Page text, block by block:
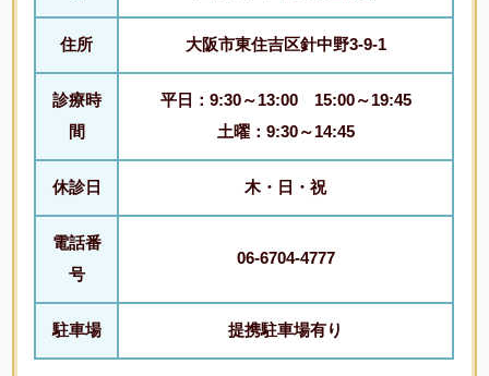
住所 大阪市東住吉区針中野3-9-1
診療時
間
平日：9:30～13:00 15:00～19:45
土曜：9:30～14:45
休診日 木・日・祝
電話番
号
06-6704-4777
駐車場 提携駐車場有り